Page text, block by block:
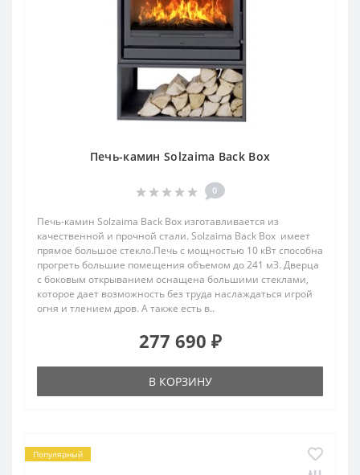
Печь-камин Solzaima Back Box
0
Печь-камин Solzaima Back Box изготавливается из
качественной и прочной стали. Solzaima Back Box имеет
прямое большое стекло.Печь с мощностью 10 кВт способна
прогреть большие помещения объемом до 241 м3. Дверца
с боковым открыванием оснащена большими стеклами,
которое дает возможность без труда наслаждаться игрой
огня и тлением дров. А также есть в..
277 690 ₽
В КОРЗИНУ
Популярный